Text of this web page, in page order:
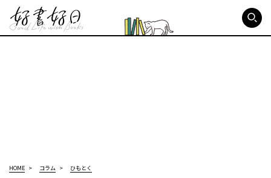
HOME コラム ひもとく